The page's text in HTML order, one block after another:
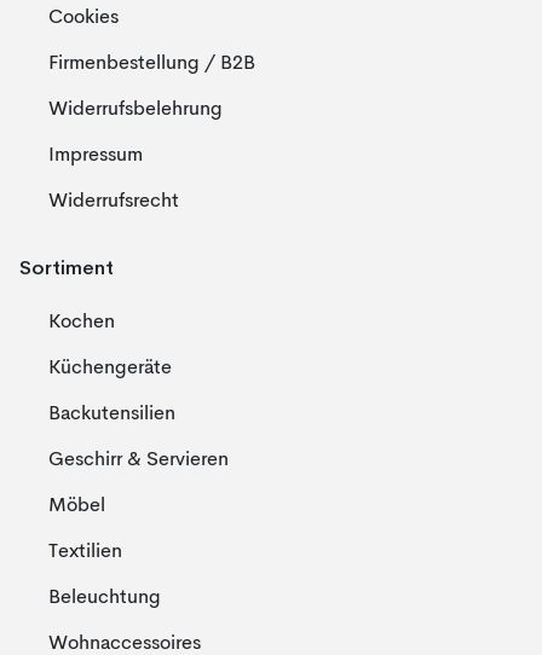
Cookies
Firmenbestellung / B2B
Widerrufsbelehrung
Impressum
Widerrufsrecht
Sortiment
Kochen
Küchengeräte
Backutensilien
Geschirr & Servieren
Möbel
Textilien
Beleuchtung
Wohnaccessoires